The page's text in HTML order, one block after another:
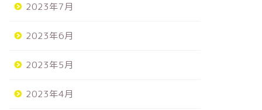
2023年7月
2023年6月
2023年5月
2023年4月